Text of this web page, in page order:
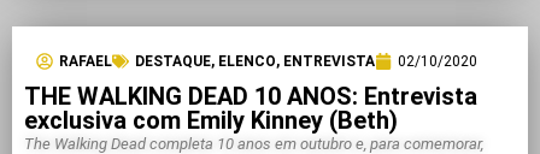
RAFAEL DESTAQUE, ELENCO, ENTREVISTA 02/10/2020
THE WALKING DEAD 10 ANOS: Entrevista
exclusiva com Emily Kinney (Beth)
The Walking Dead completa 10 anos em outubro e, para comemorar,